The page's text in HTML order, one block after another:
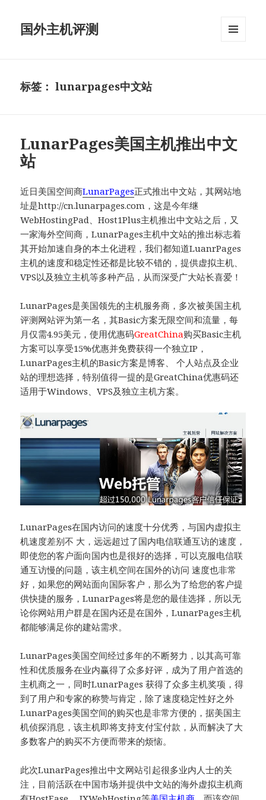
国外主机评测
标签：lunarpages中文站
LunarPages美国主机推出中文
站
近日美国空间商LunarPages正式推出中文站，其网站地
址是http://cn.lunarpages.com，这是今年继
WebHostingPad、Host1Plus主机推出中文站之后，又
一家海外空间商，LunarPages主机中文站的推出标志着
其开始加速自身的本土化进程，我们都知道LuanrPages
主机的速度和稳定性还都是比较不错的，提供虚拟主机、
VPS以及独立主机等多种产品，从而深受广大站长喜爱！
LunarPages是美国领先的主机服务商，多次被美国主机
评测网站评为第一名，其Basic方案无限空间和流量，每
月仅需4.95美元，使用优惠码GreatChina购买Basic主机
方案可以享受15%优惠并免费获得一个独立IP，
LunarPages主机的Basic方案是博客、 个人站点及企业
站的理想选择，特别值得一提的是GreatChina优惠码还
适用于Windows、VPS及独立主机方案。
LunarPages在国内访问的速度十分优秀，与国内虚拟主
机速度差别不 大，远远超过了国内电信联通互访的速度，
即使您的客户面向国内也是很好的选择，可以克服电信联
通互访慢的问题，该主机空间在国外的访问 速度也非常
好，如果您的网站面向国际客户，那么为了给您的客户提
供快捷的服务，LunarPages将是您的最佳选择，所以无
论你网站用户群是在国内还是在国外，LunarPages主机
都能够满足你的建站需求。
LunarPages美国空间经过多年的不断努力，以其高可靠
性和优质服务在业内赢得了众多好评，成为了用户首选的
主机商之一，同时LunarPages 获得了众多主机奖项，得
到了用户和专家的称赞与肯定，除了速度稳定性好之外
LunarPages美国空间的购买也是非常方便的，据美国主
机侦探消息，该主机即将支持支付宝付款，从而解决了大
多数客户的购买不方便而带来的烦恼。
此次LunarPages推出中文网站引起很多业内人士的关
注，目前活跃在中国市场并提供中文站的海外虚拟主机商